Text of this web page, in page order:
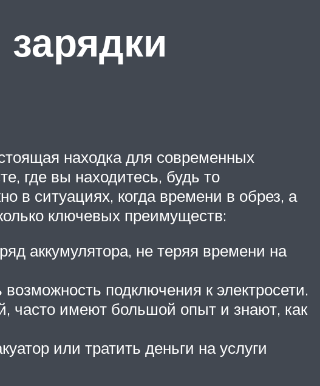
находка для современных
где вы находитесь, будь то
в ситуациях, когда времени в обрез, а
ключевых преимуществ:
аккумулятора, не теряя времени на
подключения к электросети.
часто имеют большой опыт и знают, как
или тратить деньги на услуги